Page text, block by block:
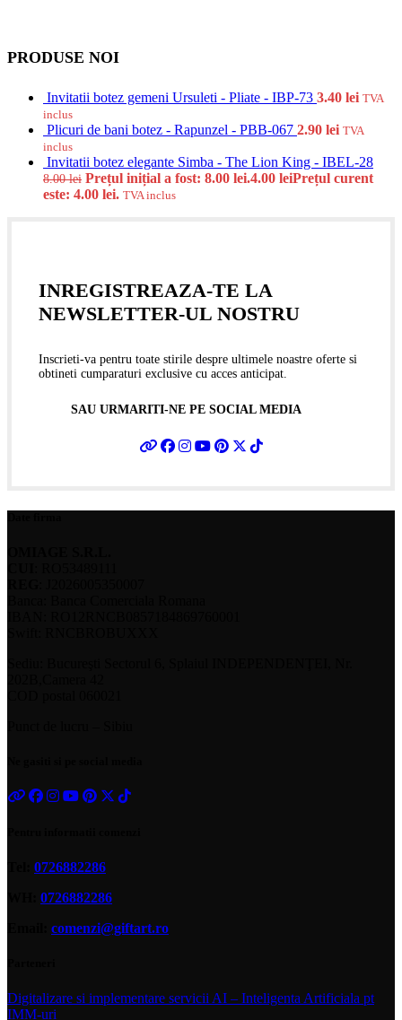
PRODUSE NOI
Invitatii botez gemeni Ursuleti - Pliate - IBP-73 3.40 lei TVA
inclus
Plicuri de bani botez - Rapunzel - PBB-067 2.90 lei TVA
inclus
Invitatii botez elegante Simba - The Lion King - IBEL-28
8.00lei Prețul inițial a fost: 8.00 lei.4.00 leiPrețul curent
este: 4.00 lei. TVA inclus
INREGISTREAZA-TE LA
NEWSLETTER-UL NOSTRU
Inscrieti-va pentru toate stirile despre ultimele noastre oferte si
obtineti cumparaturi exclusive cu acces anticipat.
SAU URMARITI-NE PE SOCIAL MEDIA
0726882286
0726882286
comenzi@giftart.ro
Digitalizare si implementare servicii AI – Inteligenta Artificiala pt
IMM-uri